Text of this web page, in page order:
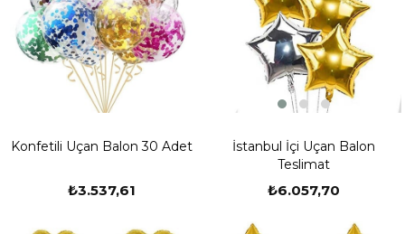
Konfetili Uçan Balon 30 Adet
₺3.537,61
İstanbul İçi Uçan Balon
Teslimat
₺6.057,70